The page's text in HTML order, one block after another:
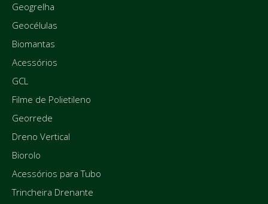
Geogrelha
Geocélulas
Biomantas
Acessórios
GCL
Filme de Polietileno
Georrede
Dreno Vertical
Biorolo
Acessórios para Tubo
Trincheira Drenante